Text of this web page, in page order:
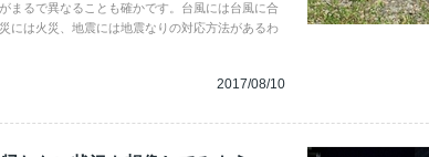
まるで異なることも確かです。台風には台風に合
には火災、地震には地震なりの対応方法があるわ
2017/08/10